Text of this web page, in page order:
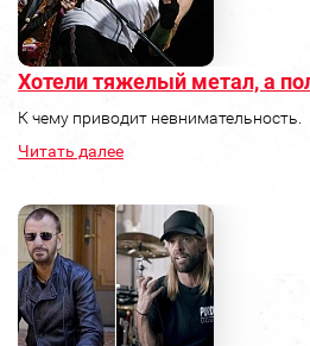
Хотели тяжелый метал, а
К чему приводит невнимательность.
Читать далее